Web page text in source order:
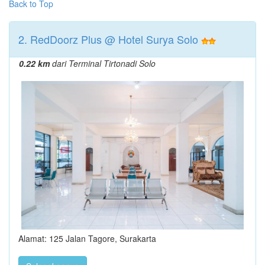
Back to Top
2. RedDoorz Plus @ Hotel Surya Solo
0.22 kmdari Terminal Tirtonadi Solo
Alamat: 125 Jalan Tagore, Surakarta